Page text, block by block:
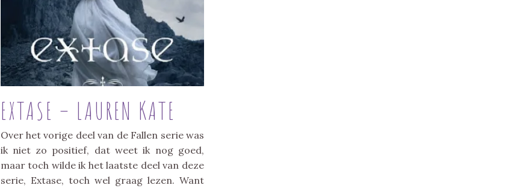
EXTASE – LAUREN KATE
Over het vorige deel van de Fallen serie was
ik niet zo positief, dat weet ik nog goed,
maar toch wilde ik het laatste deel van deze
serie, Extase, toch wel graag lezen. Want